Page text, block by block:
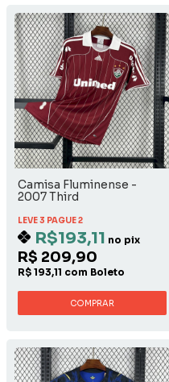
Camisa Fluminense -
2007 Third
LEVE 3 PAGUE 2
R$193,11 no pix
R$ 209,90
R$ 193,11 com Boleto
COMPRAR